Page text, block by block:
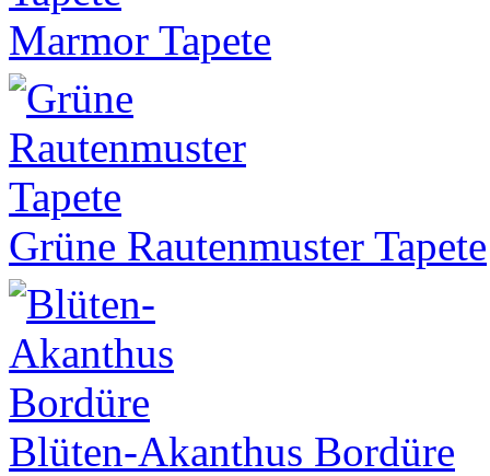
Marmor Tapete
Grüne Rautenmuster Tapete
Blüten-Akanthus Bordüre